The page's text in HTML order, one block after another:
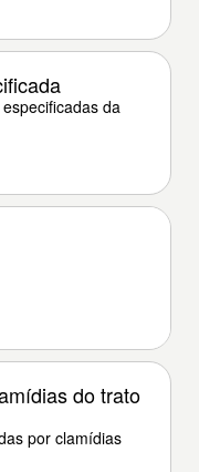
da
do trato
por clamídias